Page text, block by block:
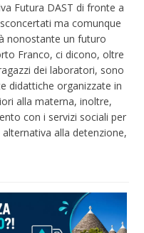
Futura DAST di fronte a
ma comunque
nonostante un futuro
Franco, ci dicono, oltre
dei laboratori, sono
didattiche organizzate in
alla materna, inoltre,
con i servizi sociali per
alla detenzione,